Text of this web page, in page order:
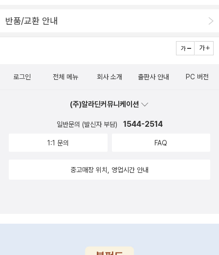
반품/교환 안내
로그인 전체 메뉴 회사 소개 출판사 안내 PC 버전
(주)알라딘커뮤니케이션
일반문의 (발신자 부담) 1544-2514
1:1 문의 FAQ
중고매장 위치, 영업시간 안내